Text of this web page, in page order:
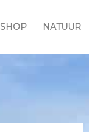
SHOP NATUUR